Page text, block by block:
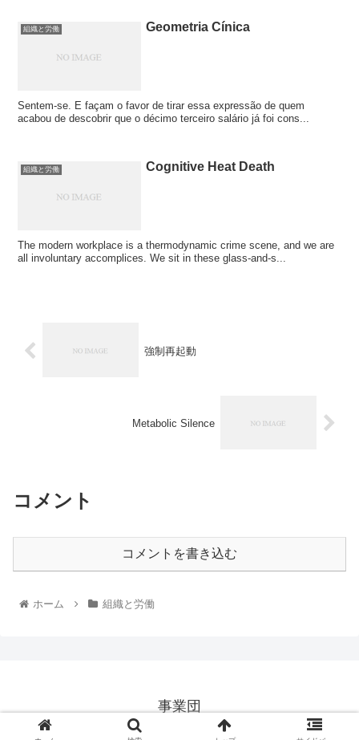
組織と労働 Geometria Cínica
Sentem-se. E façam o favor de tirar essa expressão de quem
acabou de descobrir que o décimo terceiro salário já foi cons...
組織と労働 Cognitive Heat Death
The modern workplace is a thermodynamic crime scene, and we are
all involuntary accomplices. We sit in these glass-and-s...
強制再起動
Metabolic Silence
コメント
コメントを書き込む
ホーム 組織と労働
事業団
© 2026 事業団.